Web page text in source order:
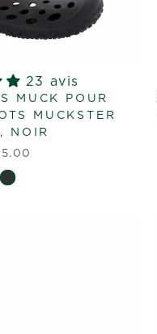
23 avis
MUCK POUR
MUCKSTER
NOIR